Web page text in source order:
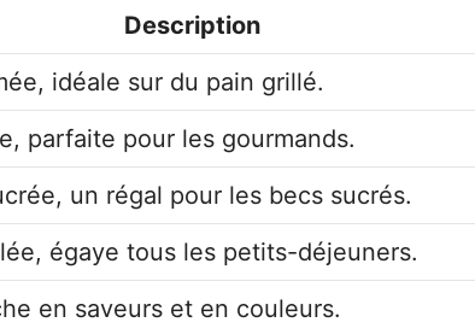
Description
idéale sur du pain grillé.
parfaite pour les gourmands.
un régal pour les becs sucrés.
égaye tous les petits-déjeuners.
en saveurs et en couleurs.